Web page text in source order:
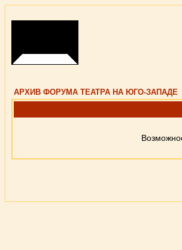
АРХИВ ФОРУМА ТЕАТРА НА ЮГО-ЗАПАДЕ